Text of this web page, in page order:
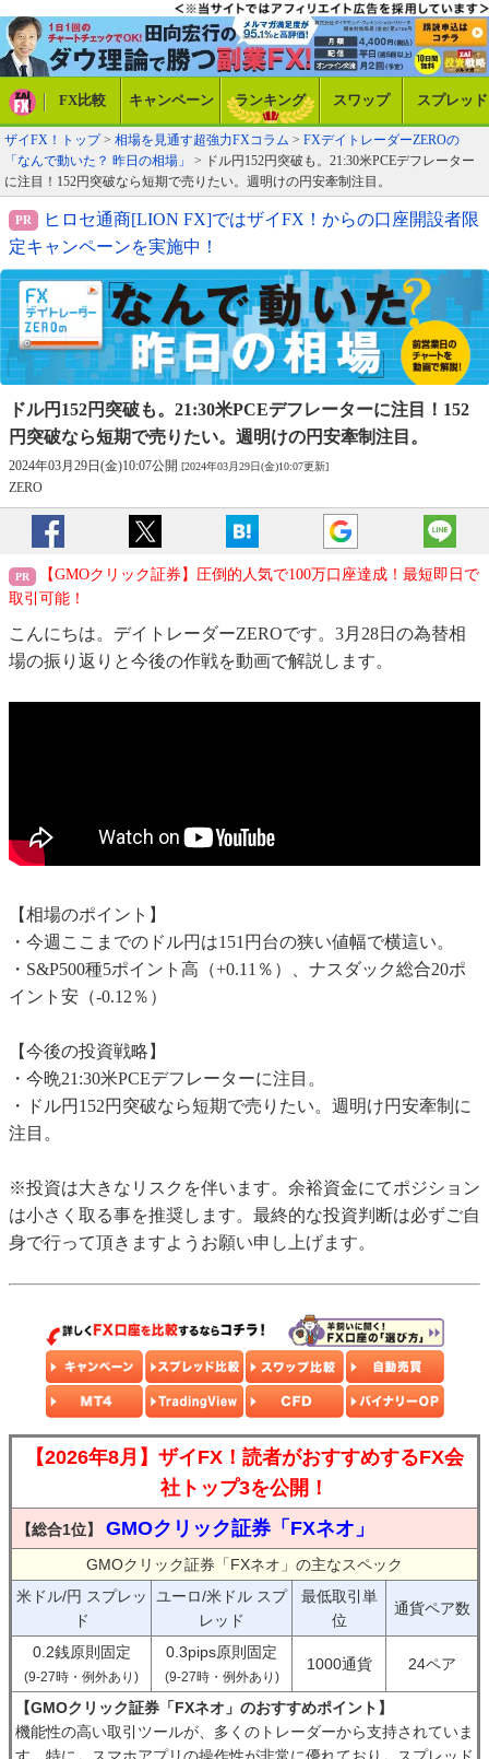
FX比較 キャンペーン ランキング スワップ スプレッド
ザイFX！トップ> 相場を見通す超強力FXコラム > FXデイトレーダーZEROの
「なんで動いた？ 昨日の相場」
> ドル円152円突破も。21:30米PCEデフレーター
に注目！152円突破なら短期で売りたい。週明けの円安牽制注目。
ヒロセ通商[LION FX]ではザイFX！からの口座開設者限
定キャンペーンを実施中！
ドル円152円突破も。21:30米PCEデフレーターに注目！ 152
円突破なら短期で売りたい。週明けの円安牽制注目。
2024年03月29日(金)10:07公開 [2024年03月29日(金)10:07更新]
ZERO
【GMOクリック証券】圧倒的人気で100万口座達成！最短即日で
取引可能！
こんにちは。デイトレーダーZEROです。3月28日の為替相
場の振り返りと今後の作戦を動画で解説します。
【相場のポイント】
・今週ここまでのドル円は151円台の狭い値幅で横這い。
・S&P500種5ポイント高（+0.11％）、ナスダック総合20ポ
イント安（-0.12％）
【今後の投資戦略】
・今晩21:30米PCEデフレーターに注目。
・ドル円152円突破なら短期で売りたい。週明け円安牽制に
注目。
※投資は大きなリスクを伴います。余裕資金にてポジション
は小さく取る事を推奨します。最終的な投資判断は必ずご自
身で行って頂きますようお願い申し上げます。
【2026年8月】ザイFX！読者がおすすめするFX会
社トップ3を公開！
【総合1位】 GMOクリック証券「FXネオ」
GMOクリック証券「FXネオ」の主なスペック
米ドル/円 スプレッ
ド
ユーロ/米ドル スプ
レッド
最低取引単
位
通貨ペア数
0.2銭原則固定
(9-27時・例外あり)
0.3pips原則固定
(9-27時・例外あり)
1000通貨 24ペア
【GMOクリック証券「FXネオ」のおすすめポイント】
機能性の高い取引ツールが、多くのトレーダーから支持されていま